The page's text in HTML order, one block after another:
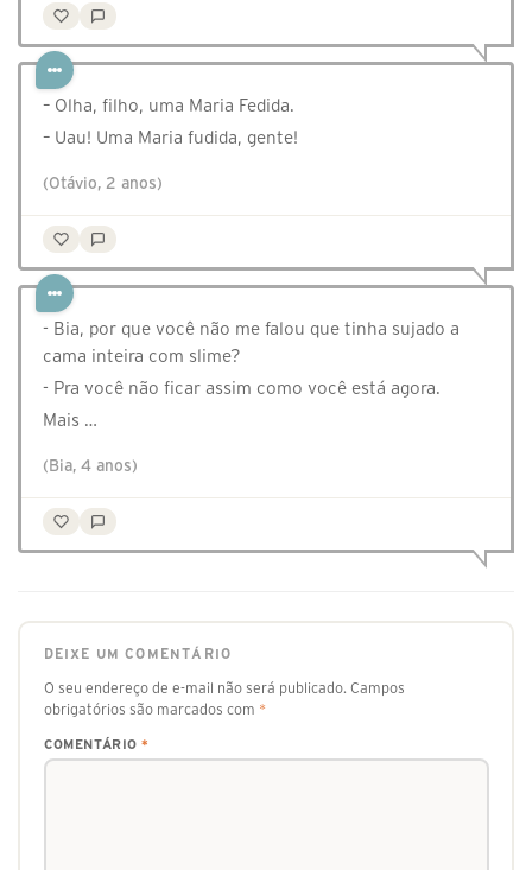
– Olha, filho, uma Maria Fedida.
– Uau! Uma Maria fudida, gente!
(Otávio, 2 anos)
- Bia, por que você não me falou que tinha sujado a
cama inteira com slime?
- Pra você não ficar assim como você está agora.
Mais …
(Bia, 4 anos)
DEIXE UM COMENTÁRIO
O seu endereço de e-mail não será publicado. Campos
obrigatórios são marcados com *
COMENTÁRIO *